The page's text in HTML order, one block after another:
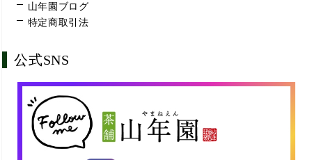
山年園ブログ
特定商取引法
公式SNS